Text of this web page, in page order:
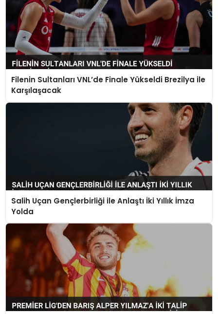
Filenin Sultanları VNL’de Finale Yükseldi Brezilya ile
Karşılaşacak
Salih Uçan Gençlerbirliği ile Anlaştı İki Yıllık İmza
Yolda